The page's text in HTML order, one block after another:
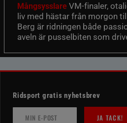
Mångsysslare VM-finaler,
liv med hästar från morgon
Berg är ridningen både
aveln är pusselbiten som
Ridsport gratis nyhetsbrev
JA TACK!